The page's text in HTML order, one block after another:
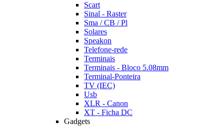
Scart
Sinal - Raster
Sma / CB / Pl
Solares
Speakon
Telefone-rede
Terminais
Terminais - Bloco 5.08mm
Terminal-Ponteira
TV (IEC)
Usb
XLR - Canon
XT - Ficha DC
Gadgets